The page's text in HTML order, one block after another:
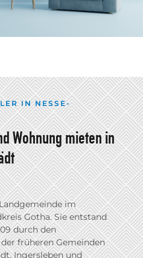
IN NESSE-
Wohnung mieten in
im
Gotha. Sie entstand
durch den
früheren Gemeinden
Ingersleben und